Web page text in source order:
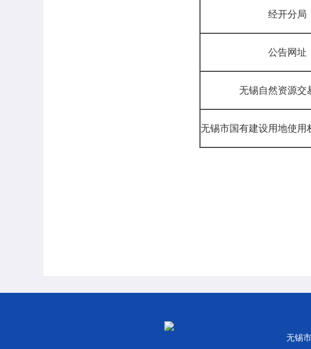
经开分局
公告网址
无锡自然资源交
无锡市国有建设用地使用
无锡